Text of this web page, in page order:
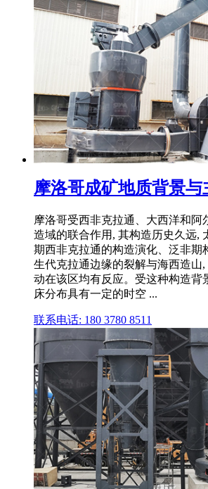
摩洛哥成矿地质背景
摩洛哥受西非克拉通、大西洋和阿
造域的联合作用, 其构造历史久远,
期西非克拉通的构造演化、泛非期
生代克拉通边缘的裂解与海西造山
动在该区均有反应。受这种构造背
床分布具有一定的时空 ...
联系电话: 180 3780 8511